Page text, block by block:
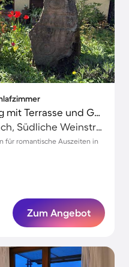
Wunderschöne Wohnung mit Terrasse und Garten
Schweigen-Rechtenbach, Südliche Weinstraße, Deutschland
für romantische Auszeiten in
Zum Angebot